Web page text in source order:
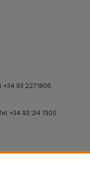
+34 93 227 1806
+34 93 214 7300